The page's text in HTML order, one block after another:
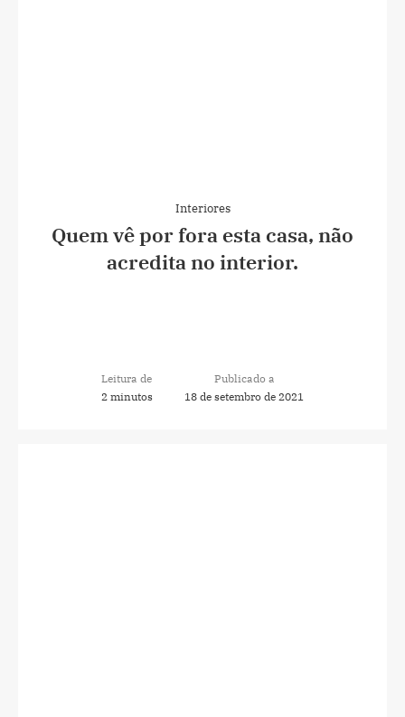
Interiores
Quem vê por fora esta casa, não
acredita no interior.
Leitura de
2 minutos
Publicado a
18 de setembro de 2021